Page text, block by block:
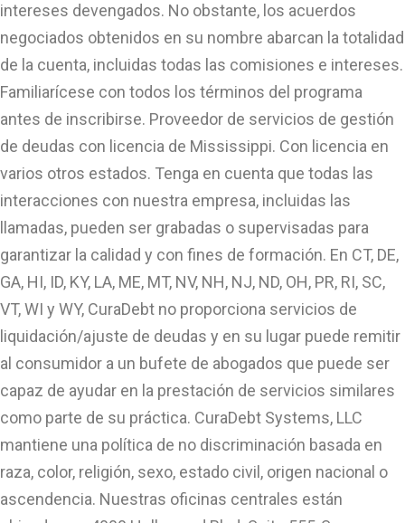
intereses devengados. No obstante, los acuerdos
negociados obtenidos en su nombre abarcan la totalidad
de la cuenta, incluidas todas las comisiones e intereses.
Familiarícese con todos los términos del programa
antes de inscribirse. Proveedor de servicios de gestión
de deudas con licencia de Mississippi. Con licencia en
varios otros estados. Tenga en cuenta que todas las
interacciones con nuestra empresa, incluidas las
llamadas, pueden ser grabadas o supervisadas para
garantizar la calidad y con fines de formación. En CT, DE,
GA, HI, ID, KY, LA, ME, MT, NV, NH, NJ, ND, OH, PR, RI, SC,
VT, WI y WY, CuraDebt no proporciona servicios de
liquidación/ajuste de deudas y en su lugar puede remitir
al consumidor a un bufete de abogados que puede ser
capaz de ayudar en la prestación de servicios similares
como parte de su práctica. CuraDebt Systems, LLC
mantiene una política de no discriminación basada en
raza, color, religión, sexo, estado civil, origen nacional o
ascendencia. Nuestras oficinas centrales están